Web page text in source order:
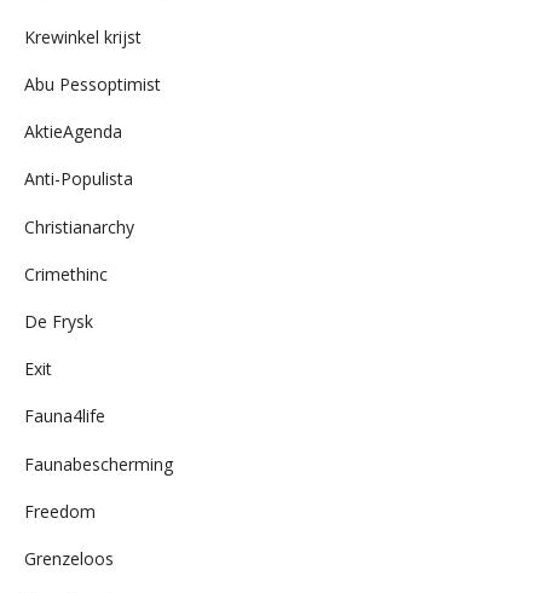
Krewinkel krijst
Abu Pessoptimist
AktieAgenda
Anti-Populista
Christianarchy
Crimethinc
De Frysk
Exit
Fauna4life
Faunabescherming
Freedom
Grenzeloos